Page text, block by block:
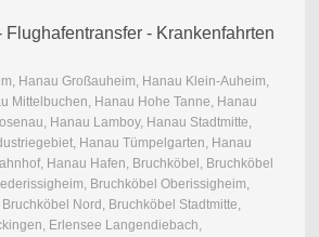
Flughafentransfer - Krankenfahrten
Hanau Großauheim, Hanau Klein-Auheim,
Mittelbuchen, Hanau Hohe Tanne, Hanau
Hanau Lamboy, Hanau Stadtmitte,
Hanau Tümpelgarten, Hanau
Hanau Hafen, Bruchköbel, Bruchköbel
Bruchköbel Oberissigheim,
Nord, Bruchköbel Stadtmitte,
Erlensee Langendiebach,